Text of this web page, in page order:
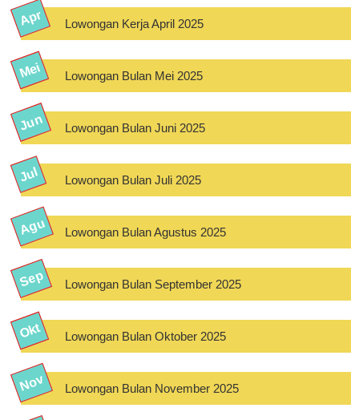
Lowongan Kerja April 2025
Lowongan Bulan Mei 2025
Lowongan Bulan Juni 2025
Lowongan Bulan Juli 2025
Lowongan Bulan Agustus 2025
Lowongan Bulan September 2025
Lowongan Bulan Oktober 2025
Lowongan Bulan November 2025